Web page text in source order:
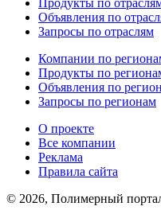
Продукты по
Объявления по
Запросы по отраслям
Компании по
Продукты по
Объявления по
Запросы по регионам
О проекте
Все компании
Реклама
Правила сайта
© 2026, Полимерный